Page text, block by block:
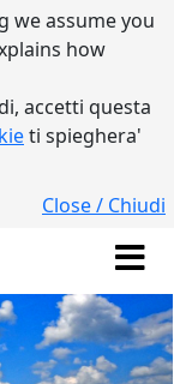
we assume you
how
accetti questa
ti spieghera'
Close / Chiudi